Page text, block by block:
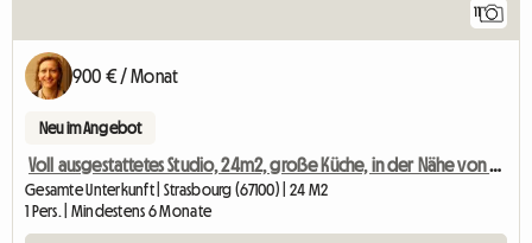
11
900 € / Monat
Neu im Angebot
Voll ausgestattetes Studio, 24m2, große Küche, in der Nähe von Straßenbahn und Zentrum
Gesamte Unterkunft | Strasbourg (67100) | 24 M2
1 Pers. | Mindestens 6 Monate